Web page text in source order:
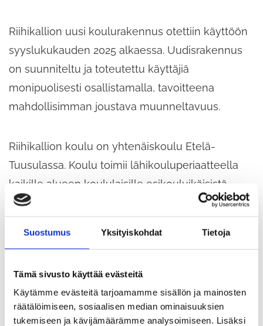
Suostumus Yksityiskohdat Tietoja
Tämä sivusto käyttää evästeitä
Käytämme evästeitä tarjoamamme sisällön ja mainosten
räätälöimiseen, sosiaalisen median ominaisuuksien
tukemiseen ja kävijämäärämme analysoimiseen. Lisäksi
Riihikallion uusi koulurakennus otettiin käyttöön
syyslukukauden 2025 alkaessa. Uudisrakennus
on suunniteltu ja toteutettu käyttäjiä
monipuolisesti osallistamalla, tavoitteena
mahdollisimman joustava muunneltavuus.
Riihikallion koulu on yhtenäiskoulu Etelä-
Tuusulassa. Koulu toimii lähikouluperiaatteella
kaikille alueen koululaisille esikouluikäisistä
peruskoulunsa päättäviin. Lisäksi koulu vastaa
Ilmoittautuminen
tutustumiskierroksille